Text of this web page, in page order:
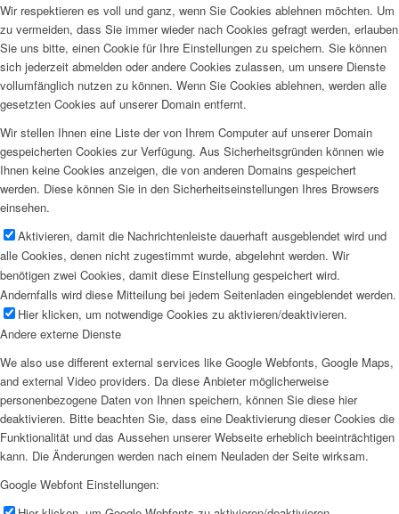
Wir respektieren es voll und ganz, wenn Sie Cookies ablehnen möchten. Um
zu vermeiden, dass Sie immer wieder nach Cookies gefragt werden, erlauben
Sie uns bitte, einen Cookie für Ihre Einstellungen zu speichern. Sie können
sich jederzeit abmelden oder andere Cookies zulassen, um unsere Dienste
vollumfänglich nutzen zu können. Wenn Sie Cookies ablehnen, werden alle
gesetzten Cookies auf unserer Domain entfernt.
Wir stellen Ihnen eine Liste der von Ihrem Computer auf unserer Domain
gespeicherten Cookies zur Verfügung. Aus Sicherheitsgründen können wie
Ihnen keine Cookies anzeigen, die von anderen Domains gespeichert
werden. Diese können Sie in den Sicherheitseinstellungen Ihres Browsers
einsehen.
Aktivieren, damit die Nachrichtenleiste dauerhaft ausgeblendet wird und
alle Cookies, denen nicht zugestimmt wurde, abgelehnt werden. Wir
benötigen zwei Cookies, damit diese Einstellung gespeichert wird.
Andernfalls wird diese Mitteilung bei jedem Seitenladen eingeblendet werden.
Hier klicken, um notwendige Cookies zu aktivieren/deaktivieren.
Andere externe Dienste
We also use different external services like Google Webfonts, Google Maps,
and external Video providers. Da diese Anbieter möglicherweise
personenbezogene Daten von Ihnen speichern, können Sie diese hier
deaktivieren. Bitte beachten Sie, dass eine Deaktivierung dieser Cookies die
Funktionalität und das Aussehen unserer Webseite erheblich beeinträchtigen
kann. Die Änderungen werden nach einem Neuladen der Seite wirksam.
Google Webfont Einstellungen: